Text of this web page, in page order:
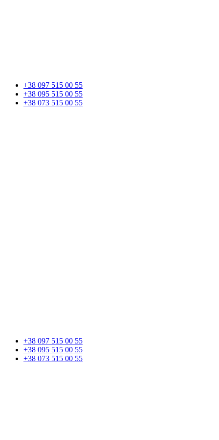
+38 097 515 00 55
+38 095 515 00 55
+38 073 515 00 55
+38 097 515 00 55
+38 095 515 00 55
+38 073 515 00 55